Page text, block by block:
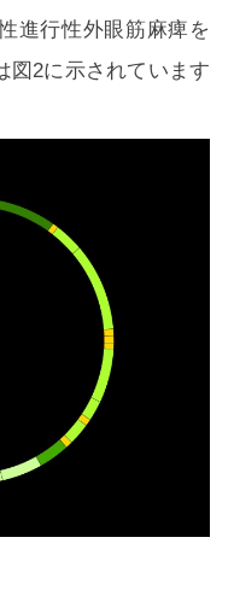
進行性外眼筋麻痺を
図2に示されています